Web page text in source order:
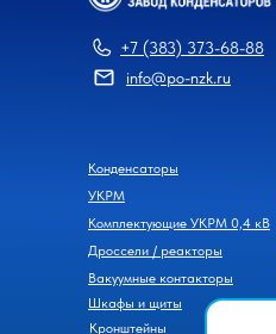
info@po-nzk.ru
Конденсаторы
УКРМ
Комплектующие УКРМ 0,4 кВ
Кронштейны
Шкафы и щиты
Вакуумные контакторы
Дроссели / реакторы
+7 (383) 373-68-88